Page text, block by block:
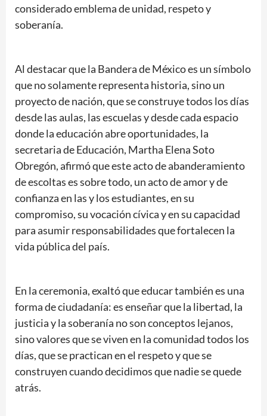
considerado emblema de unidad, respeto y
soberanía.
Al destacar que la Bandera de México es un símbolo
que no solamente representa historia, sino un
proyecto de nación, que se construye todos los días
desde las aulas, las escuelas y desde cada espacio
donde la educación abre oportunidades, la
secretaria de Educación, Martha Elena Soto
Obregón, afirmó que este acto de abanderamiento
de escoltas es sobre todo, un acto de amor y de
confianza en las y los estudiantes, en su
compromiso, su vocación cívica y en su capacidad
para asumir responsabilidades que fortalecen la
vida pública del país.
En la ceremonia, exaltó que educar también es una
forma de ciudadanía: es enseñar que la libertad, la
justicia y la soberanía no son conceptos lejanos,
sino valores que se viven en la comunidad todos los
días, que se practican en el respeto y que se
construyen cuando decidimos que nadie se quede
atrás.